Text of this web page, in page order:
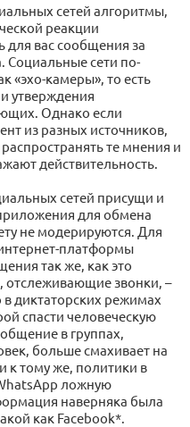
сетей алгоритмы,
реакции
для вас сообщения за
Социальные сети по-
«эхо-камеры», то есть
утверждения
Однако если
из разных источников,
те мнения и
действительность.
сетей присущи и
для обмена
не модерируются. Для
платформы
так же, как это
звонки, –
диктаторских режимах
спасти человеческую
в группах,
больше смахивает на
к тому же, политики в
ложную
наверняка была
как Facebook*.